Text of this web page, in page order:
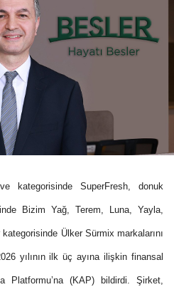
kategorisinde SuperFresh, donuk
Bizim Yağ, Terem, Luna, Yayla,
Ülker Sürmix markalarını
yılının ilk üç ayına ilişkin finansal
Platformu’na (KAP) bildirdi. Şirket,